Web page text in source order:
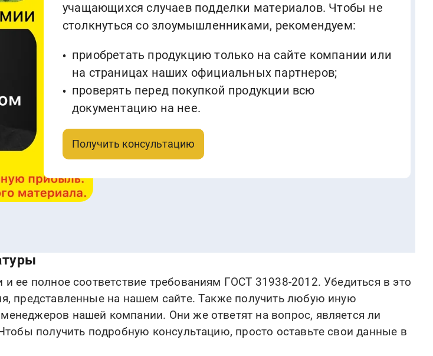
учащающихся случаев подделки материалов. Чтобы не
столкнуться со злоумышленниками, рекомендуем:
приобретать продукцию только на сайте компании или
на страницах наших официальных партнеров;
проверять перед покупкой продукции всю
документацию на нее.
Получить консультацию
ее полное соответствие требованиям ГОСТ 31938-2012. Убедиться в это
представленные на нашем сайте. Также получить любую иную
нашей компании. Они же ответят на вопрос, является ли
получить подробную консультацию, просто оставьте свои данные в